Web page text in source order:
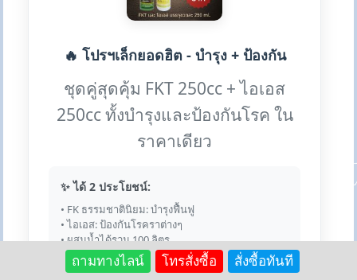
🔥 โปรฯเล็กยอดฮิต - บำรุง + ป้องกัน
ชุดคู่สุดคุ้ม FKT 250cc + ไอเอส
250cc ทั้งบำรุงและป้องกันโรค ใน
ราคาเดียว
✨ ได้ 2 ประโยชน์:
• FK ธรรมชาตินิยม: บำรุงฟื้นฟู
• ไอเอส: ป้องกันโรคราต่างๆ
• ผสมน้ำได้รวม 100 ลิตร
ถามทางไลน์ โทรสั่งซื้อ สั่งซื้อทันที